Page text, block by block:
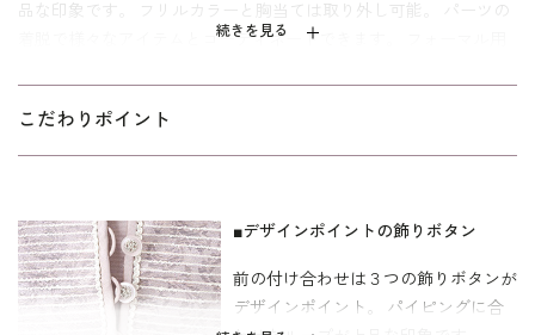
続きを見る
品な印象です。 フリルカラーと胸当ては取り外し可能。 パーツの
着脱で様々なアイテムとコーディネートできます。 フォーマル用
様々な慶事に着まわせます。 新郎新婦のお母様やご親族の正装に
は、ロング丈のボトムがお勧めです。 アクセサリーは、パール系
ミセス（40代～）向け、B体型の｢ゆったり｣パターンを使用。
「少しゆったり」に比べて、二の腕、背渡り、ウエストを中心に
さらにゆとりのある寸法です。
こだわりポイント
■デザインポイントの飾りボタン
前の付け合わせは３つの飾りボタンが
デザインポイント。 パイピングに合